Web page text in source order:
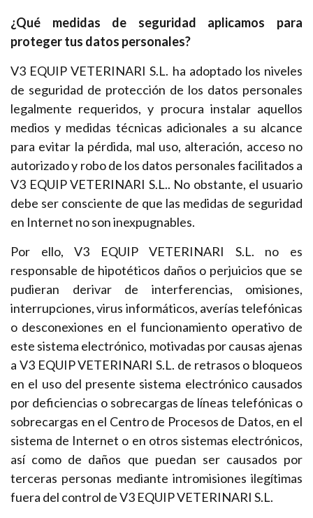
¿Qué medidas de seguridad aplicamos para
proteger tus datos personales?
V3 EQUIP VETERINARI S.L. ha adoptado los niveles
de seguridad de protección de los datos personales
legalmente requeridos, y procura instalar aquellos
medios y medidas técnicas adicionales a su alcance
para evitar la pérdida, mal uso, alteración, acceso no
autorizado y robo de los datos personales facilitados a
V3 EQUIP VETERINARI S.L.. No obstante, el usuario
debe ser consciente de que las medidas de seguridad
en Internet no son inexpugnables.
Por ello, V3 EQUIP VETERINARI S.L. no es
responsable de hipotéticos daños o perjuicios que se
pudieran derivar de interferencias, omisiones,
interrupciones, virus informáticos, averías telefónicas
o desconexiones en el funcionamiento operativo de
este sistema electrónico, motivadas por causas ajenas
a V3 EQUIP VETERINARI S.L. de retrasos o bloqueos
en el uso del presente sistema electrónico causados
por deficiencias o sobrecargas de líneas telefónicas o
sobrecargas en el Centro de Procesos de Datos, en el
sistema de Internet o en otros sistemas electrónicos,
así como de daños que puedan ser causados por
terceras personas mediante intromisiones ilegítimas
fuera del control de V3 EQUIP VETERINARI S.L.